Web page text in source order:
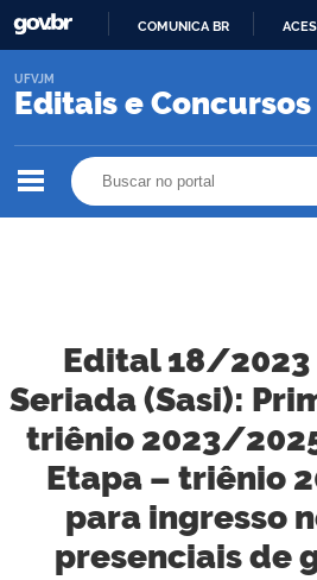
O
COMUNICA BR
Editais e Concursos
UFVJM
Edital 18/2023
Seriada (Sasi):
triênio 2023/
Etapa – triênio
para ingresso
presenciais de